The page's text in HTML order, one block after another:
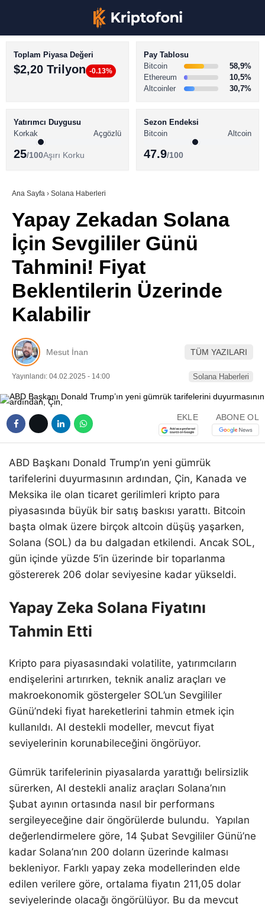
Youtube
TikTok
Telegram
BİTCOİN HABERLERİ
ALTCOİN HABERLERİ
SÖZLÜK
Toplam Piyasa Değeri
$2,20 Trilyon -0.13%
Pay Tablosu
Bitcoin
58,9%
Ethereum
10,5%
Altcoinler
30,7%
Yatırımcı Duygusu
Korkak
Açgözlü
25/100Aşırı Korku
Sezon Endeksi
Bitcoin
Altcoin
47.9/100
Ana Sayfa › Solana Haberleri
Yapay Zekadan Solana
İçin Sevgililer Günü
Tahmini! Fiyat
Beklentilerin Üzerinde
Kalabilir
Mesut İnan TÜM YAZILARI
Yayınlandı: 04.02.2025 - 14:00 Solana Haberleri
EKLE ABONE OL
ABD Başkanı Donald Trump’ın yeni gümrük
tarifelerini duyurmasının ardından, Çin, Kanada ve
Meksika ile olan ticaret gerilimleri kripto para
piyasasında büyük bir satış baskısı yarattı. Bitcoin
başta olmak üzere birçok altcoin düşüş yaşarken,
Solana (SOL) da bu dalgadan etkilendi. Ancak SOL,
gün içinde yüzde 5’in üzerinde bir toparlanma
göstererek 206 dolar seviyesine kadar yükseldi.
Yapay Zeka Solana Fiyatını
Tahmin Etti
Kripto para piyasasındaki volatilite, yatırımcıların
endişelerini artırırken, teknik analiz araçları ve
makroekonomik göstergeler SOL’un Sevgililer
Günü’ndeki fiyat hareketlerini tahmin etmek için
kullanıldı. AI destekli modeller, mevcut fiyat
seviyelerinin korunabileceğini öngörüyor.
Gümrük tarifelerinin piyasalarda yarattığı belirsizlik
sürerken, AI destekli analiz araçları Solana’nın
Şubat ayının ortasında nasıl bir performans
sergileyeceğine dair öngörülerde bulundu. Yapılan
değerlendirmelere göre, 14 Şubat Sevgililer Günü’ne
kadar Solana’nın 200 doların üzerinde kalması
bekleniyor. Farklı yapay zeka modellerinden elde
edilen verilere göre, ortalama fiyatın 211,05 dolar
seviyelerinde olacağı öngörülüyor. Bu da mevcut